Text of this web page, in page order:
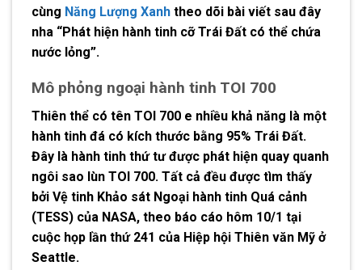
cùng Năng Lượng Xanh theo dõi bài viết sau đây
nha “Phát hiện hành tinh cỡ Trái Đất có thể chứa
nước lỏng”.
Mô phỏng ngoại hành tinh TOI 700
Thiên thể có tên TOI 700 e nhiều khả năng là một
hành tinh đá có kích thước bằng 95% Trái Đất.
Đây là hành tinh thứ tư được phát hiện quay quanh
ngôi sao lùn TOI 700. Tất cả đều được tìm thấy
bởi Vệ tinh Khảo sát Ngoại hành tinh Quá cảnh
(TESS) của NASA, theo báo cáo hôm 10/1 tại
cuộc họp lần thứ 241 của Hiệp hội Thiên văn Mỹ ở
Seattle.